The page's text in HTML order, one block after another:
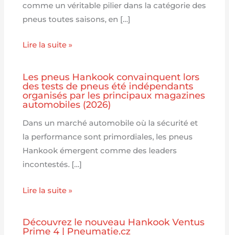
comme un véritable pilier dans la catégorie des
pneus toutes saisons, en […]
Lire la suite »
Les pneus Hankook convainquent lors
des tests de pneus été indépendants
organisés par les principaux magazines
automobiles (2026)
Dans un marché automobile où la sécurité et
la performance sont primordiales, les pneus
Hankook émergent comme des leaders
incontestés. […]
Lire la suite »
Découvrez le nouveau Hankook Ventus
Prime 4 | Pneumatie.cz